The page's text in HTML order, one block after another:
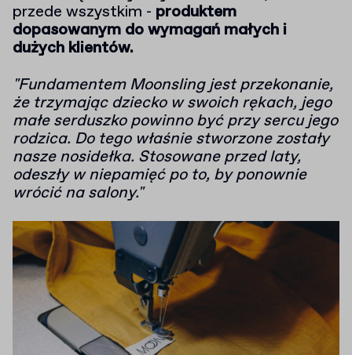
przede wszystkim - produktem
dopasowanym do wymagań małych i
dużych klientów.
"Fundamentem Moonsling jest przekonanie,
że trzymając dziecko w swoich rękach, jego
małe serduszko powinno być przy sercu jego
rodzica. Do tego właśnie stworzone zostały
nasze nosidełka. Stosowane przed laty,
odeszły w niepamięć po to, by ponownie
wrócić na salony."